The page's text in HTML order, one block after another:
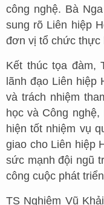
công nghệ. Bà
sung rõ Liên hiệp
đơn vị tổ chức thực
Kết thúc tọa đàm,
lãnh đạo Liên hiệp
và trách nhiệm
học và Công
hiện tốt nhiệm vụ
giao cho Liên hiệp
sức mạnh đội ngũ
công cuộc phát
TS Nghiêm Vũ